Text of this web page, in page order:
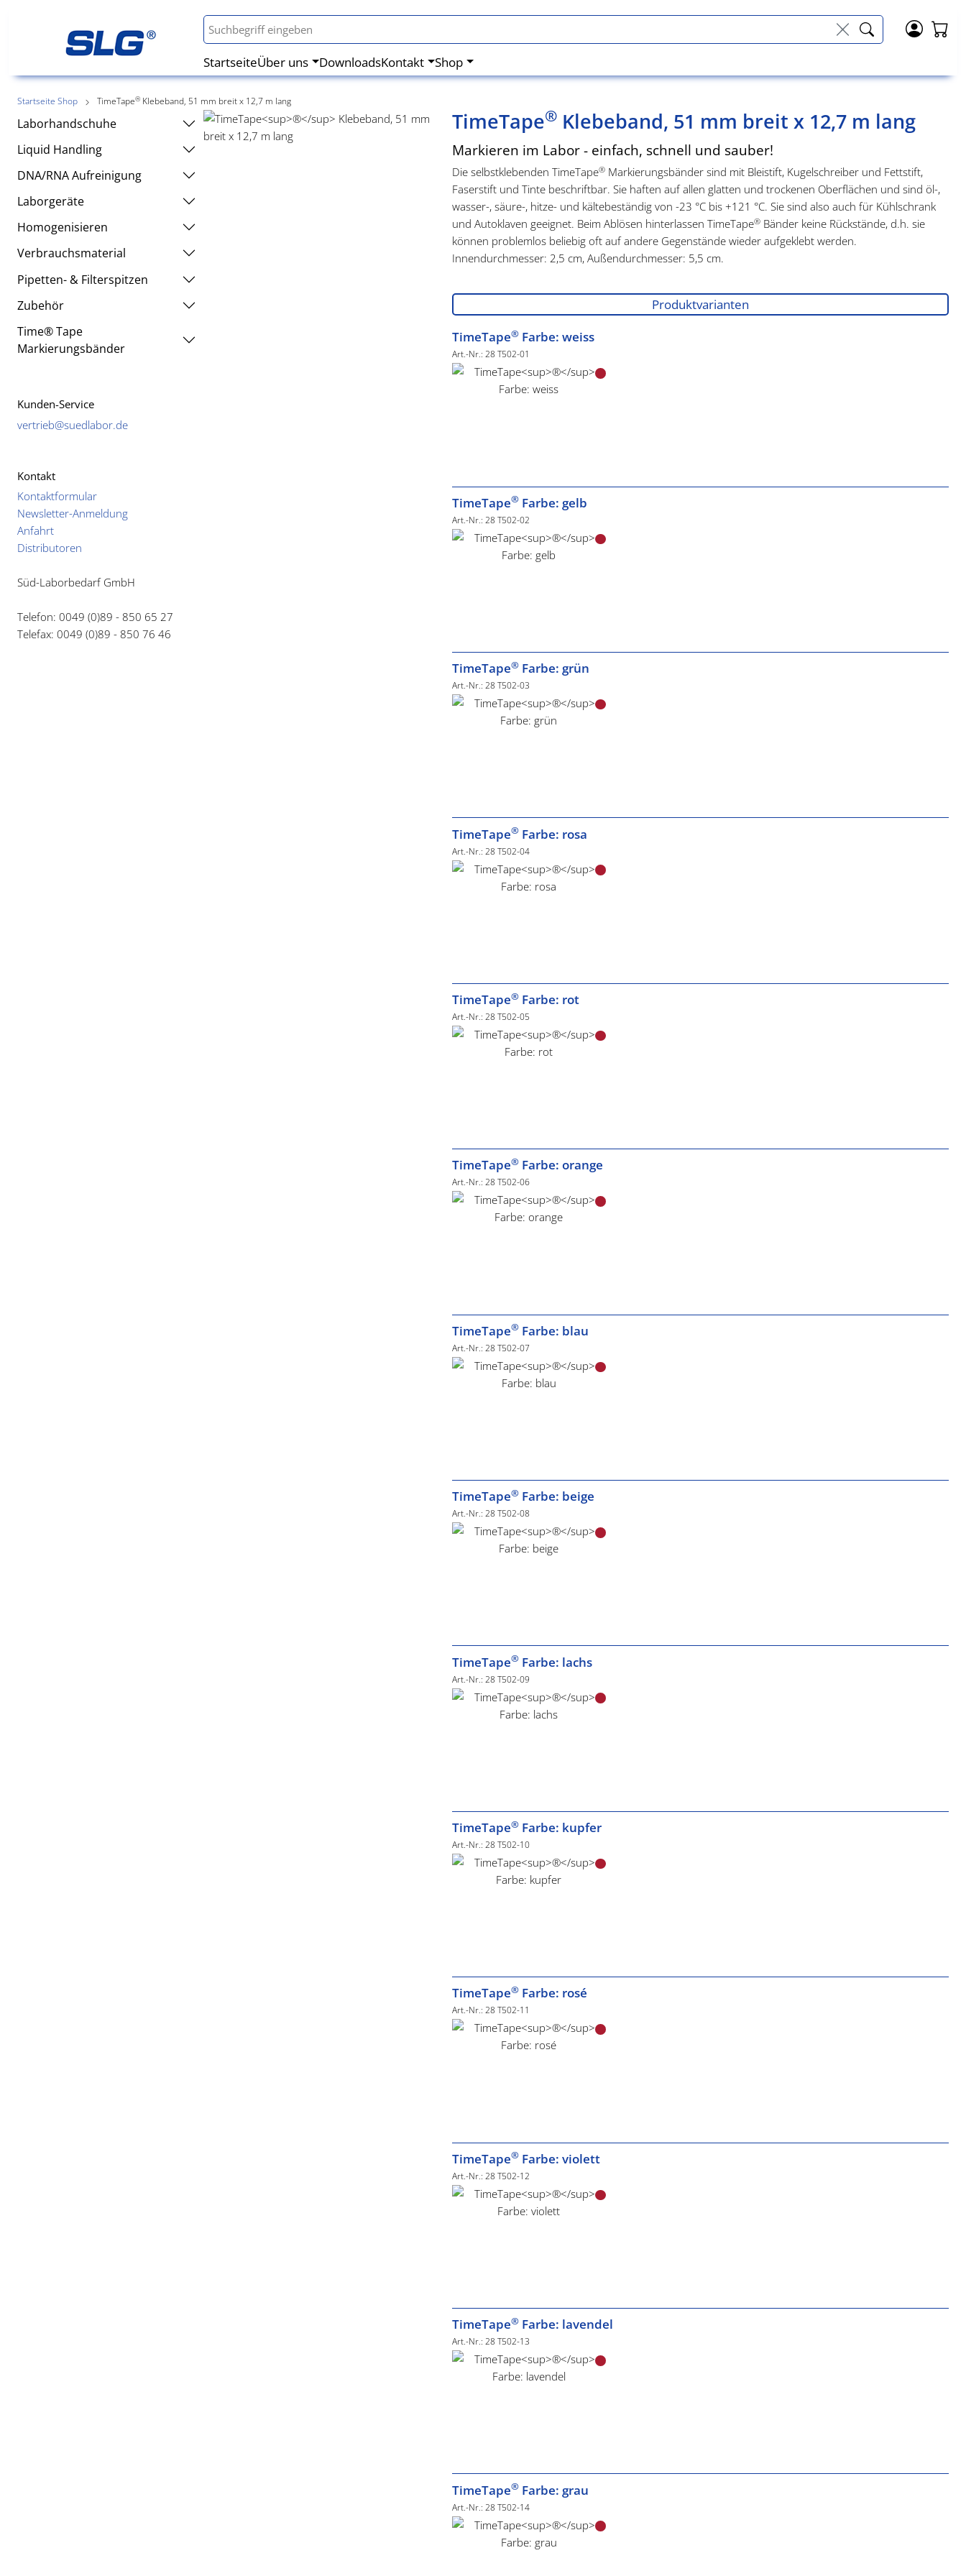
StartseiteÜber uns DownloadsKontakt Shop
Startseite Shop TimeTape® Klebeband, 51 mm breit x 12,7 m lang
Laborhandschuhe
Liquid Handling
DNA/RNA Aufreinigung
Laborgeräte
Homogenisieren
Verbrauchsmaterial
Pipetten- & Filterspitzen
Zubehör
Time® Tape
Markierungsbänder
Kunden-Service
vertrieb@suedlabor.de
Kontakt
Kontaktformular
Newsletter-Anmeldung
Anfahrt
Distributoren
Süd-Laborbedarf GmbH
Telefon: 0049 (0)89 - 850 65 27
Telefax: 0049 (0)89 - 850 76 46
TimeTape®Klebeband, 51 mm breit x 12,7 m lang
Markieren im Labor - einfach, schnell und sauber!
Die selbstklebenden TimeTape®Markierungsbänder sind mit Bleistift, Kugelschreiber und Fettstift,
Faserstift und Tinte beschriftbar. Sie haften auf allen glatten und trockenen Oberflächen und sind öl-,
wasser-, säure-, hitze- und kältebeständig von -23 °C bis +121 °C. Sie sind also auch für Kühlschrank
und Autoklaven geeignet. Beim Ablösen hinterlassen TimeTape®Bänder keine Rückstände, d.h. sie
können problemlos beliebig oft auf andere Gegenstände wieder aufgeklebt werden.
Innendurchmesser: 2,5 cm, Außendurchmesser: 5,5 cm.
Produktvarianten
TimeTape®Farbe: weiss
Art.-Nr.: 28 T502-01
TimeTape®Farbe: gelb
Art.-Nr.: 28 T502-02
TimeTape®Farbe: grün
Art.-Nr.: 28 T502-03
TimeTape®Farbe: rosa
Art.-Nr.: 28 T502-04
TimeTape®Farbe: rot
Art.-Nr.: 28 T502-05
TimeTape®Farbe: orange
Art.-Nr.: 28 T502-06
TimeTape®Farbe: blau
Art.-Nr.: 28 T502-07
TimeTape®Farbe: beige
Art.-Nr.: 28 T502-08
TimeTape®Farbe: lachs
Art.-Nr.: 28 T502-09
TimeTape®Farbe: kupfer
Art.-Nr.: 28 T502-10
TimeTape®Farbe: rosé
Art.-Nr.: 28 T502-11
TimeTape®Farbe: violett
Art.-Nr.: 28 T502-12
TimeTape®Farbe: lavendel
Art.-Nr.: 28 T502-13
TimeTape®Farbe: grau
Art.-Nr.: 28 T502-14